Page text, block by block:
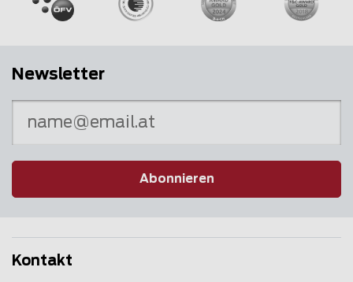
Newsletter
Abonnieren
Kontakt